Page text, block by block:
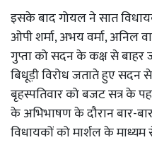
इसके बाद गोयल ने सात
ओपी शर्मा, अभय वर्मा, अनिल
गुप्ता को सदन के कक्ष से बाहर
बिधूड़ी विरोध जताते हुए सदन
बृहस्पतिवार को बजट सत्र के
के अभिभाषण के दौरान बार-
विधायकों को मार्शल के